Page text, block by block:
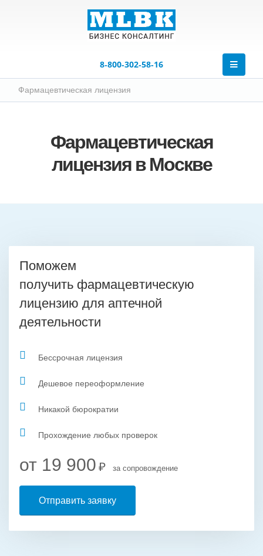
8‑800‑302‑58‑16
Фармацевтическая лицензия
Фармацевтическая
лицензия в Москве
Поможем
получить фармацевтическую
лицензию для аптечной
деятельности
Бессрочная лицензия
Дешевое переоформление
Никакой бюрократии
Прохождение любых проверок
от 19 900 ₽ за сопровождение
Отправить заявку